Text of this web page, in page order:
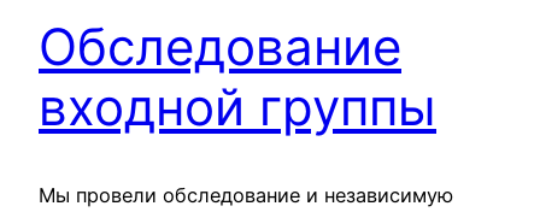
Обследование
входной группы
Мы провели обследование и независимую